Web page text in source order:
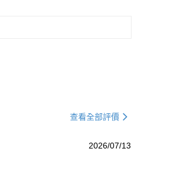
查看全部評價
2026/07/13